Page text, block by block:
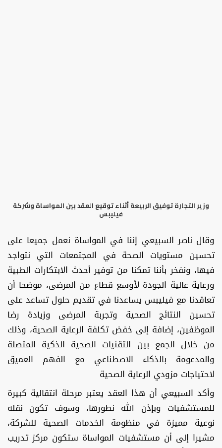
وزير التجارة توفيق الربيعة أثناء توقيع العقد بين المواساة وشركة
فيليبس
وقال ناصر السبيعي إننا في المواساة نعمل جميعا على
تحسين مستويات الصحة في المجتمعات التي نتواجد
فيها، ونفخر بأننا تمكنا من توفير أحدث الابتكارات الطبية
ورعاية عالية الجودة لأوسع قطاع من المرضى، موضحا أن
تعاقدنا مع فيليبس يساعدنا في تقديم حلول تساعد على
تحسين النتائج الصحية وتجربة المرضى وزيادة رضا
الموظفين، إضافة إلى خفض تكلفة الرعاية الصحية، وذلك
من خلال الجمع بين التقنيات الصحية الذكية المتصلة
والمدعومة بالذكاء الاصطناعي مع الفهم العميق
لاحتياجات مزودي الرعاية الصحية
وأكد السبيعي أن هذا العقد يعتبر مرحلة انتقالية كبيرة
للمستشفيات وبإذن الله نطورها، وسوف تكون نقله
نوعية مميزة في منظومة الخدمات الصحية للشركة،
مشيرا إلى أن مستشفيات المواساة ستكون مركز تدريب